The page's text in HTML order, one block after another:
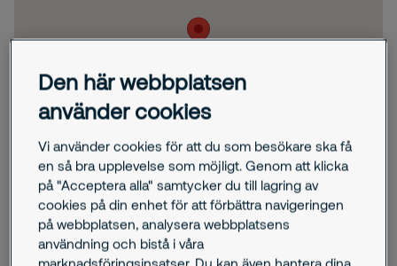
Den här webbplatsen
använder cookies
Vi använder cookies för att du som besökare ska få
en så bra upplevelse som möjligt. Genom att klicka
på "Acceptera alla" samtycker du till lagring av
cookies på din enhet för att förbättra navigeringen
på webbplatsen, analysera webbplatsens
användning och bistå i våra